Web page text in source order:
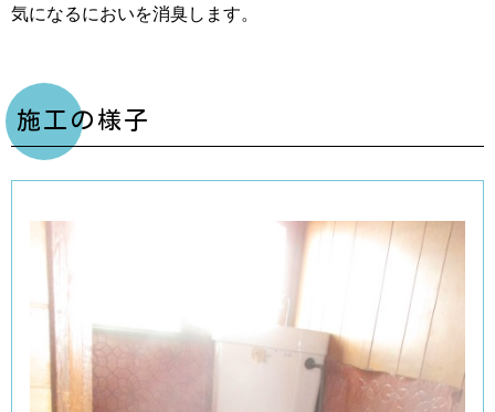
気になるにおいを消臭します。
施工の様子